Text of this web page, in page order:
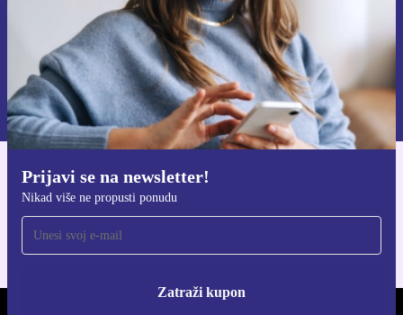
Prijavi se na newsletter!
Nikad više ne propusti ponudu
Zatraži kupon
Zatraži kupon
Informacije o korištenju osobnih podataka možeš pronaći u našim
Pravilima privatnosti.
Preuzmi refurbed aplikaciju
Za iOS i Android